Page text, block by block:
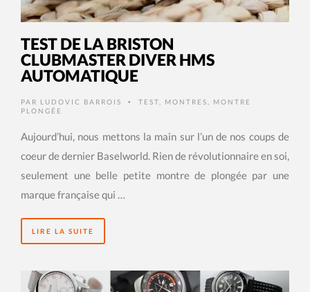
TEST DE LA BRISTON
CLUBMASTER DIVER HMS
AUTOMATIQUE
PAR LUDOVIC BARROIS • TEST MONTRES
MONTRE
PLONGÉE
Aujourd’hui, nous mettons la main sur l’un de nos coups de
coeur de dernier Baselworld. Rien de révolutionnaire en soi,
seulement une belle petite montre de plongée par une
marque française qui …
LIRE LA SUITE